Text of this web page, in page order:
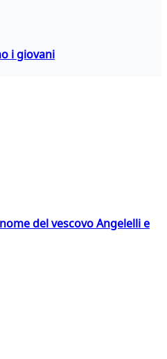
i giovani
del vescovo Angelelli e